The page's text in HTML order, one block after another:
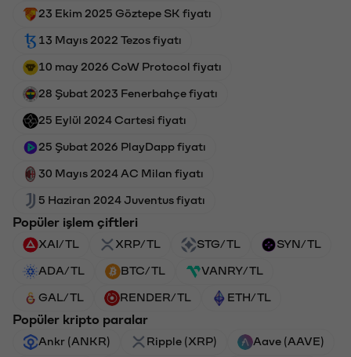
23 Ekim 2025 Göztepe SK fiyatı
13 Mayıs 2022 Tezos fiyatı
10 may 2026 CoW Protocol fiyatı
28 Şubat 2023 Fenerbahçe fiyatı
25 Eylül 2024 Cartesi fiyatı
25 Şubat 2026 PlayDapp fiyatı
30 Mayıs 2024 AC Milan fiyatı
5 Haziran 2024 Juventus fiyatı
Popüler işlem çiftleri
XAI/TL XRP/TL STG/TL SYN/TL
ADA/TL BTC/TL VANRY/TL
GAL/TL RENDER/TL ETH/TL
Popüler kripto paralar
Ankr (ANKR) Ripple (XRP) Aave (AAVE)